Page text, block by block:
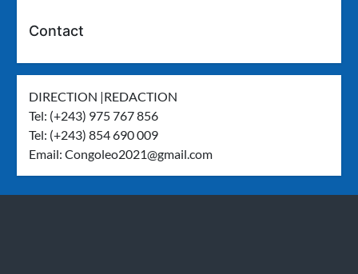
Contact
DIRECTION |REDACTION
Tel: (+243) 975 767 856
Tel: (+243) 854 690 009
Email:Congoleo2021@gmail.com